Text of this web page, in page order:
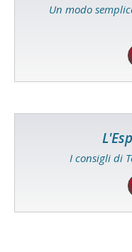
Un modo
I consigli di